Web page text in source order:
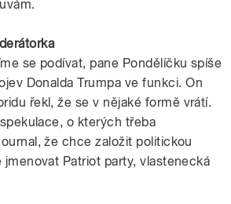
se podívat, pane Pondělíčku spíše
Donalda Trumpa ve funkci. On
řekl, že se v nějaké formě vrátí.
o kterých třeba
, že chce založit politickou
jmenovat Patriot party, vlastenecká